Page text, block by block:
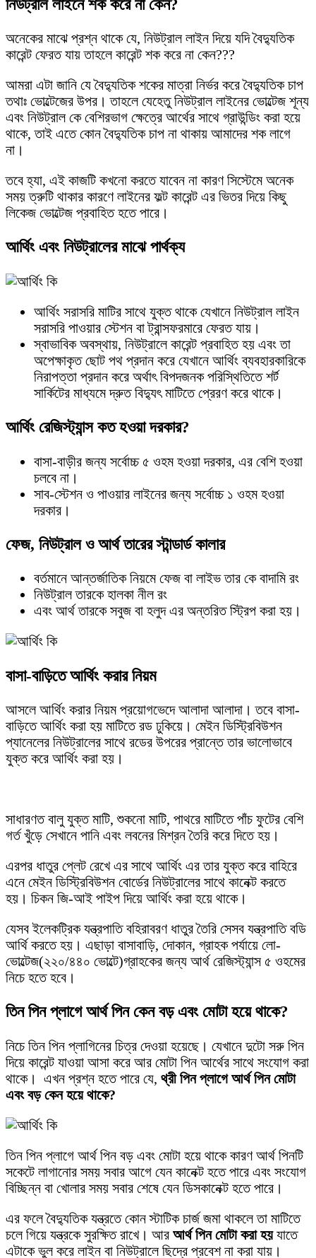
নিউট্রাল লাইনে শক করে না কেন?
অনেকের মাঝে প্রশ্ন থাকে যে, নিউট্রাল লাইন দিয়ে যদি বৈদ্যুতিক
কারেন্ট ফেরত যায় তাহলে কারেন্ট শক করে না কেন???
আমরা এটা জানি যে বৈদ্যুতিক শকের মাত্রা নির্ভর করে বৈদ্যুতিক চাপ
তথাঃ ভোল্টেজের উপর। তাহলে যেহেতু নিউট্রাল লাইনের ভোল্টেজ শূন্য
এবং নিউট্রাল কে বেশিরভাগ ক্ষেত্রে আর্থের সাথে গ্রাউন্ডিং করা হয়ে
থাকে, তাই এতে কোন বৈদ্যুতিক চাপ না থাকায় আমাদের শক লাগে
না।
তবে হ্যা, এই কাজটি কখনো করতে যাবেন না কারণ সিস্টেমে অনেক
সময় ত্রুটি থাকার কারণে লাইনের ফল্ট কারেন্ট এর ভিতর দিয়ে কিছু
লিকেজ ভোল্টেজ প্রবাহিত হতে পারে।
আর্থিং এবং নিউট্রালের মাঝে পার্থক্য
আর্থিং সরাসরি মাটির সাথে যুক্ত থাকে যেখানে নিউট্রাল লাইন
সরাসরি পাওয়ার স্টেশন বা ট্রান্সফরমারে ফেরত যায়।
স্বাভাবিক অবস্থায়, নিউট্রালে কারেন্ট প্রবাহিত হয় এবং তা
অপেক্ষাকৃত ছোট পথ প্রদান করে যেখানে আর্থিং ব্যবহারকারিকে
নিরাপত্তা প্রদান করে অর্থাৎ বিপদজনক পরিস্থিতিতে শর্ট
সার্কিটের মাধ্যমে দ্রুত বিদ্যুৎ মাটিতে প্রেরণ করে থাকে।
আর্থিং রেজিস্ট্যান্স কত হওয়া দরকার?
বাসা-বাড়ীর জন্য সর্বোচ্চ ৫ ওহম হওয়া দরকার, এর বেশি হওয়া
চলবে না।
সাব-স্টেশন ও পাওয়ার লাইনের জন্য সর্বোচ্চ ১ ওহম হওয়া
দরকার।
ফেজ, নিউট্রাল ও আর্থ তারের স্টান্ডার্ড কালার
বর্তমানে আন্তর্জাতিক নিয়মে ফেজ বা লাইভ তার কে বাদামি রং
নিউট্রাল তারকে হালকা নীল রং
এবং আর্থ তারকে সবুজ বা হলুদ এর অন্তরিত স্ট্রিপ করা হয়।
বাসা-বাড়িতে আর্থিং করার নিয়ম
আসলে আর্থিং করার নিয়ম প্রয়োগভেদে আলাদা আলাদা। তবে বাসা-
বাড়িতে আর্থিং করা হয় মাটিতে রড ঢুকিয়ে। মেইন ডিস্ট্রিবিউশন
প্যানেলের নিউট্রালের সাথে রডের উপরের প্রান্তে তার ভালোভাবে
যুক্ত করে আর্থিং করা হয়।
সাধারণত বালু যুক্ত মাটি, শুকনো মাটি, পাথরে মাটিতে পাঁচ ফুটের বেশি
গর্ত খুঁড়ে সেখানে পানি এবং লবনের মিশ্রন তৈরি করে দিতে হয়।
এরপর ধাতুর প্লেট রেখে এর সাথে আর্থিং এর তার যুক্ত করে বাহিরে
এনে মেইন ডিস্ট্রিবিউশন বোর্ডের নিউট্রালের সাথে কানেক্ট করতে
হয়। চিকন জি-আই পাইপ দিয়ে আর্থিং করা হয়ে থাকে।
যেসব ইলেকট্রিক যন্ত্রপাতি বহিরাবরণ ধাতুর তৈরি সেসব যন্ত্রপাতি বডি
আর্থি করতে হয়। এছাড়া বাসাবাড়ি, দোকান, গ্রাহক পর্যায়ে লো-
ভোল্টেজ(২২০/৪৪০ ভোল্টে)গ্রাহকের জন্য আর্থ রেজিস্ট্যান্স ৫ ওহমের
নিচে হতে হবে।
তিন পিন প্লাগে আর্থ পিন কেন বড় এবং মোটা হয়ে থাকে?
নিচে তিন পিন প্লাগিনের চিত্র দেওয়া হয়েছে। যেখানে দুটো সরু পিন
দিয়ে কারেন্ট যাওয়া আসা করে আর মোটা পিন আর্থের সাথে সংযোগ করা
থাকে। এখন প্রশ্ন হতে পারে যে, থ্রী পিন প্লাগে আর্থ পিন মোটা
এবং বড় কেন হয়ে থাকে?
তিন পিন প্লাগে আর্থ পিন বড় এবং মোটা হয়ে থাকে কারণ আর্থ পিনটি
সকেটে লাগানোর সময় সবার আগে যেন কানেক্ট হতে পারে এবং সংযোগ
বিচ্ছিন্ন বা খোলার সময় সবার শেষে যেন ডিসকানেক্ট হতে পারে।
এর ফলে বৈদ্যুতিক যন্ত্রতে কোন স্টাটিক চার্জ জমা থাকলে তা মাটিতে
চলে গিয়ে যন্ত্রকে সুরক্ষিত রাখে। আর আর্থ পিন মোটা করা হয়যাতে
এটাকে ভুল করে লাইন বা নিউট্রালে ছিদ্রে প্রবেশ না করা যায়।